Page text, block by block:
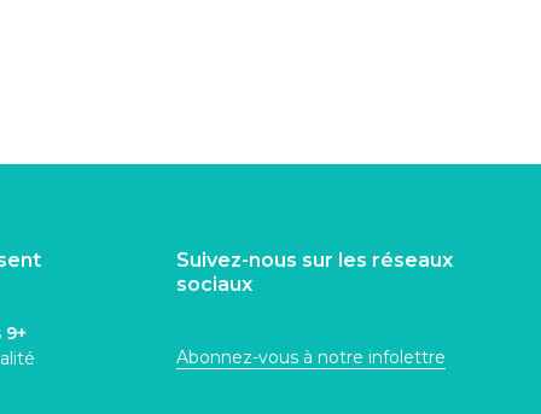
9+
Suivez-nous sur les réseaux
sociaux
Abonnez-vous à notre infolettre